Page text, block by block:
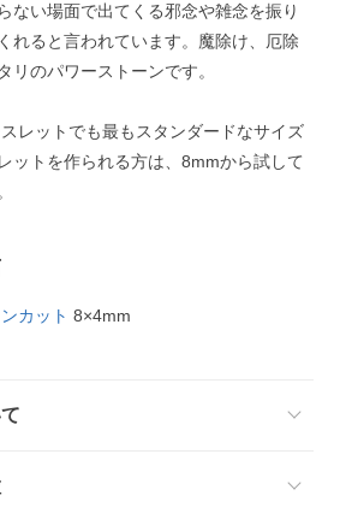
ない場面で出てくる邪念や雑念を振り
れると言われています。魔除け、厄除
リのパワーストーンです。
レットでも最もスタンダードなサイズ
ットを作られる方は、8mmから試して
カット 8×4mm